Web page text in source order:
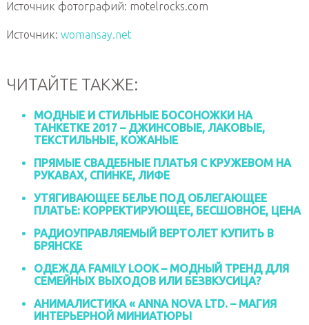
Источник фотографий: motelrocks.com
Источник: womansay.net
ЧИТАЙТЕ ТАКЖЕ:
МОДНЫЕ И СТИЛЬНЫЕ БОСОНОЖКИ НА
ТАНКЕТКЕ 2017 – ДЖИНСОВЫЕ, ЛАКОВЫЕ,
ТЕКСТИЛЬНЫЕ, КОЖАНЫЕ
ПРЯМЫЕ СВАДЕБНЫЕ ПЛАТЬЯ С КРУЖЕВОМ НА
РУКАВАХ, СПИНКЕ, ЛИФЕ
УТЯГИВАЮЩЕЕ БЕЛЬЕ ПОД ОБЛЕГАЮЩЕЕ
ПЛАТЬЕ: КОРРЕКТИРУЮЩЕЕ, БЕСШОВНОЕ, ЦЕНА
РАДИОУПРАВЛЯЕМЫЙ ВЕРТОЛЕТ КУПИТЬ В
БРЯНСКЕ
ОДЕЖДА FAMILY LOOK – МОДНЫЙ ТРЕНД ДЛЯ
СЕМЕЙНЫХ ВЫХОДОВ ИЛИ БЕЗВКУСИЦА?
АНИМАЛИСТИКА « ANNA NOVA LTD. – МАГИЯ
ИНТЕРЬЕРНОЙ МИНИАТЮРЫ